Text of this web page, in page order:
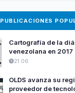
PUBLICACIONES
Cartografía de la
venezolana en 2017
21:06
OLDS avanza su
proveedor de